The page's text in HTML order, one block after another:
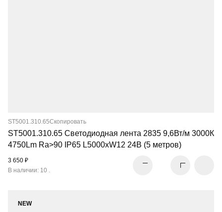
ST5001.310.65Скопировать
ST5001.310.65 Светодиодная лента 2835 9,6Вт/м 3000К
4750Lm Ra>90 IP65 L5000xW12 24В (5 метров)
3 650 ₽
В наличии: 10 .
NEW